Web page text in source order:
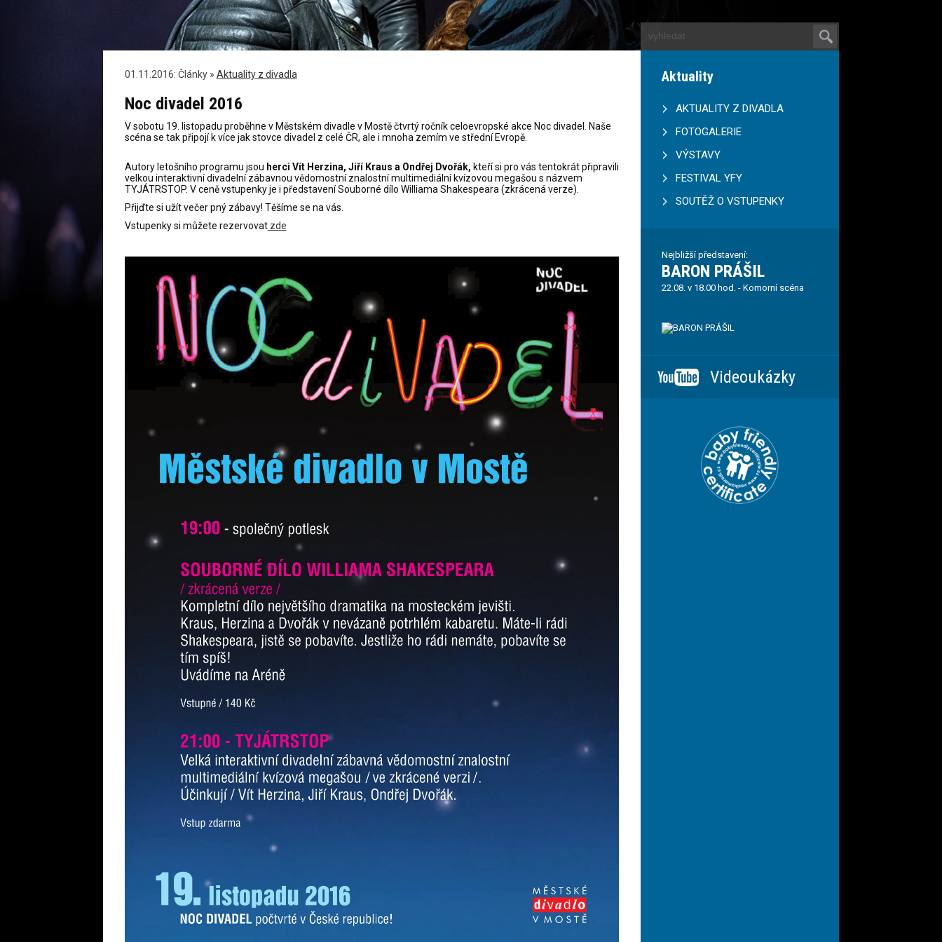
01.11.2016: Články » Aktuality z divadla
Noc divadel 2016
V sobotu 19. listopadu proběhne v Městském divadle v Mostě čtvrtý ročník celoevropské akce Noc divadel. Naše
scéna se tak připojí k více jak stovce divadel z celé ČR, ale i mnoha zemím ve střední Evropě.
Autory letošního programu jsou herci Vít Herzina, Jiří Kraus a Ondřej Dvořák, kteří si pro vás tentokrát připravili
velkou interaktivní divadelní zábavnou vědomostní znalostní multimediální kvízovou megašou s názvem
TYJÁTRSTOP. V ceně vstupenky je i představení Souborné dílo Williama Shakespeara (zkrácená verze).
Přijďte si užít večer pný zábavy! Těšíme se na vás.
Vstupenky si můžete rezervovatzde
Aktuality
AKTUALITY Z DIVADLA
FOTOGALERIE
VÝSTAVY
FESTIVAL YFY
SOUTĚŽ O VSTUPENKY
Nejbližší představení:
BARON PRÁŠIL
22.08. v 18.00 hod. - Komorní scéna
Videoukázky